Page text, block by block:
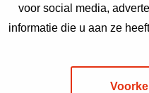
voor social media,
informatie die u aan ze